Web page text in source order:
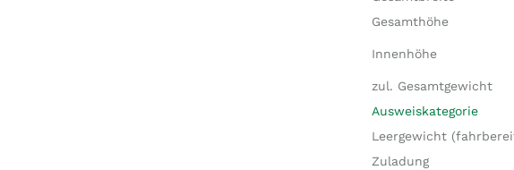
Gesamthöhe
Innenhöhe
zul. Gesamtgewicht
Ausweiskategorie
Leergewicht
Zuladung